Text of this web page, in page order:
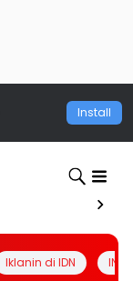
Install
Iklanin di IDN